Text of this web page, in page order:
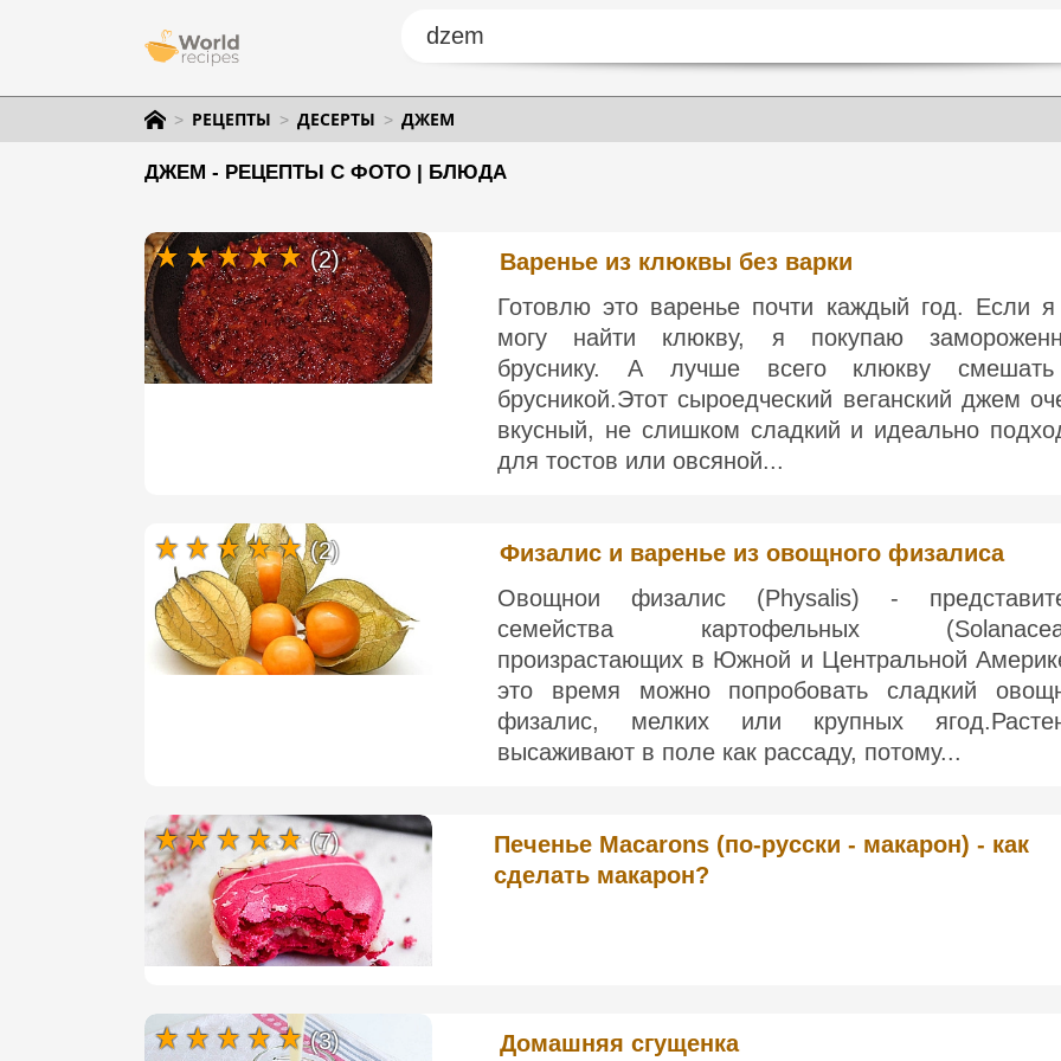
РЕЦЕПТЫ ДЕСЕРТЫ ДЖЕМ
ДЖЕМ - РЕЦЕПТЫ С ФОТО | БЛЮДА
Варенье из клюквы без варки
Готовлю это варенье почти каждый год. Если
могу найти клюкву, я покупаю
бруснику. А лучше всего клюкву
брусникой.Этот сыроедческий веганский джем
вкусный, не слишком сладкий и идеально
для тостов или овсяной...
(2)
Физалис и варенье из овощного физалиса
Овощнои физалис (Physalis) -
семейства картофельных
произрастающих в Южной и Центральной
это время можно попробовать сладкий
физалис, мелких или крупных
высаживают в поле как рассаду, потому...
(2)
Печенье Macarons (по-русски - макарон) - как
сделать макарон?
(7)
Домашняя сгущенка
(3)